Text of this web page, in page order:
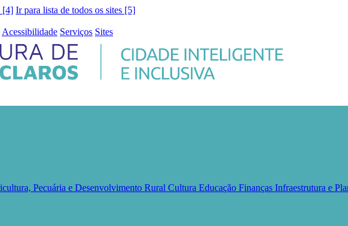
[4] Ir para lista de todos os sites [5]
Acessibilidade Serviços Sites
Pecuária e Desenvolvimento Rural Cultura Educação Finanças Infraestrutura e